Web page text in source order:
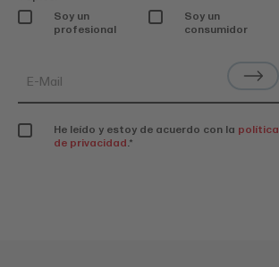
Soy un
profesional
Soy un
consumidor
He leído y estoy de acuerdo con la política
de privacidad.*